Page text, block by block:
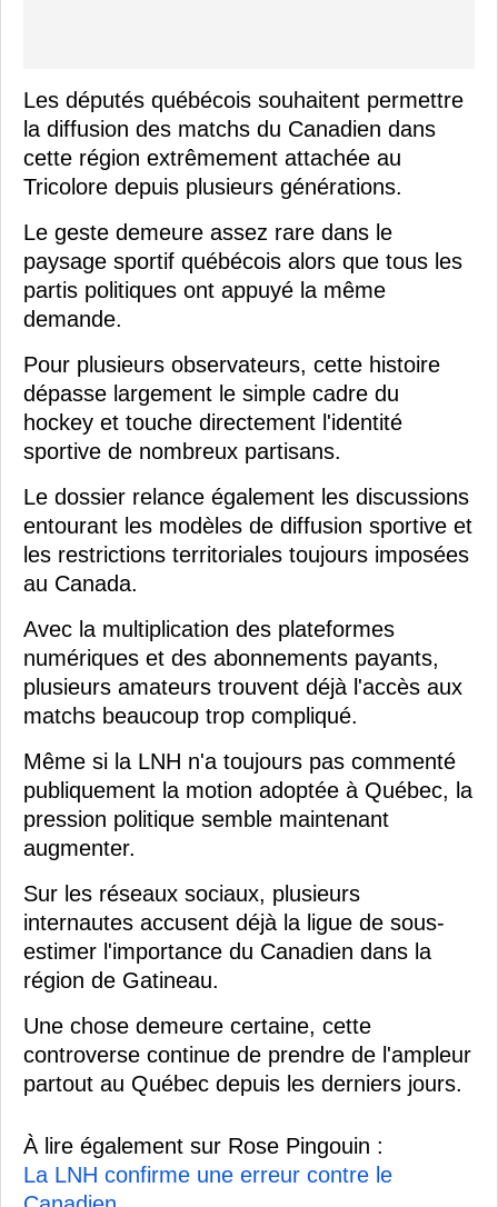
Les députés québécois souhaitent permettre
la diffusion des matchs du Canadien dans
cette région extrêmement attachée au
Tricolore depuis plusieurs générations.
Le geste demeure assez rare dans le
paysage sportif québécois alors que tous les
partis politiques ont appuyé la même
demande.
Pour plusieurs observateurs, cette histoire
dépasse largement le simple cadre du
hockey et touche directement l'identité
sportive de nombreux partisans.
Le dossier relance également les discussions
entourant les modèles de diffusion sportive et
les restrictions territoriales toujours imposées
au Canada.
Avec la multiplication des plateformes
numériques et des abonnements payants,
plusieurs amateurs trouvent déjà l'accès aux
matchs beaucoup trop compliqué.
Même si la LNH n'a toujours pas commenté
publiquement la motion adoptée à Québec, la
pression politique semble maintenant
augmenter.
Sur les réseaux sociaux, plusieurs
internautes accusent déjà la ligue de sous-
estimer l'importance du Canadien dans la
région de Gatineau.
Une chose demeure certaine, cette
controverse continue de prendre de l'ampleur
partout au Québec depuis les derniers jours.
À lire également sur Rose Pingouin :
La LNH confirme une erreur contre le